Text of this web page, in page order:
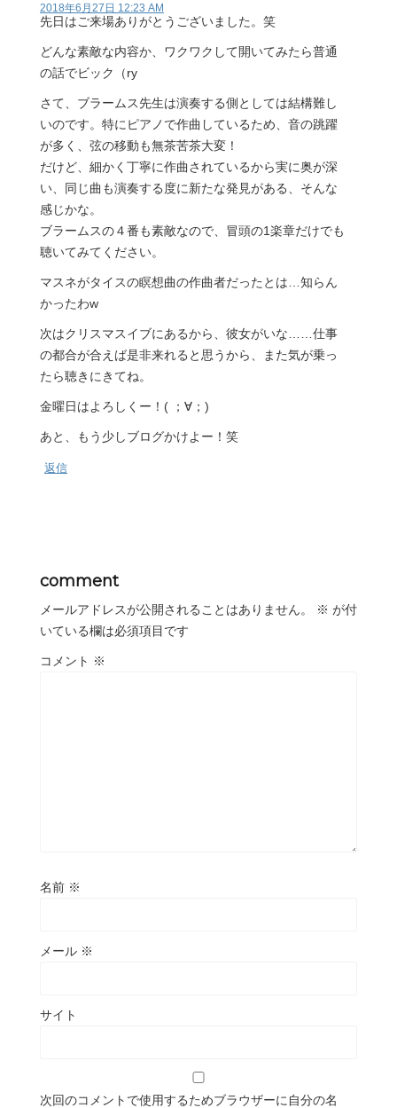
2018年6月27日 12:23 AM
先日はご来場ありがとうございました。笑
どんな素敵な内容か、ワクワクして開いてみたら普通
の話でビック（ry
さて、ブラームス先生は演奏する側としては結構難し
いのです。特にピアノで作曲しているため、音の跳躍
が多く、弦の移動も無茶苦茶大変！
だけど、細かく丁寧に作曲されているから実に奥が深
い、同じ曲も演奏する度に新たな発見がある、そんな
感じかな。
ブラームスの４番も素敵なので、冒頭の1楽章だけでも
聴いてみてください。
マスネがタイスの瞑想曲の作曲者だったとは…知らん
かったわw
次はクリスマスイブにあるから、彼女がいな……仕事
の都合が合えば是非来れると思うから、また気が乗っ
たら聴きにきてね。
金曜日はよろしくー！( ；∀；)
あと、もう少しブログかけよー！笑
返信
comment
メールアドレスが公開されることはありません。 ※ が付
いている欄は必須項目です
コメント ※
名前 ※
メール ※
サイト
次回のコメントで使用するためブラウザーに自分の名